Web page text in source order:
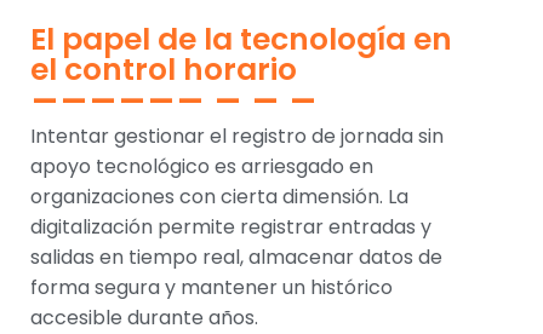
El papel de la tecnología en
el control horario
Intentar gestionar el registro de jornada sin
apoyo tecnológico es arriesgado en
organizaciones con cierta dimensión. La
digitalización permite registrar entradas y
salidas en tiempo real, almacenar datos de
forma segura y mantener un histórico
accesible durante años.